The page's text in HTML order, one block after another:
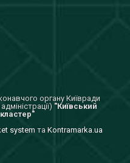
органу Київради
"Київський
system та Kontramarka.ua